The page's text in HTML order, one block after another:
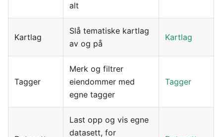
alt
Kartlag
Slå tematiske kartlag
av og på
Kartlag
Tagger
Merk og filtrer
eiendommer med
egne tagger
Tagger
Last opp og vis egne
datasett, for